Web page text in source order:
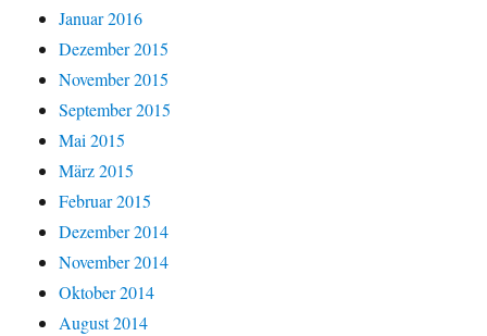
Januar 2016
Dezember 2015
November 2015
September 2015
Mai 2015
März 2015
Februar 2015
Dezember 2014
November 2014
Oktober 2014
August 2014